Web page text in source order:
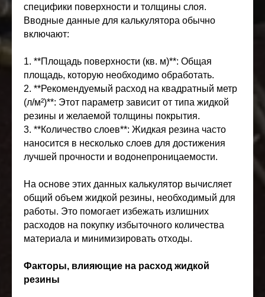
специфики поверхности и толщины слоя.
Вводные данные для калькулятора обычно
включают:
1. **Площадь поверхности (кв. м)**: Общая
площадь, которую необходимо обработать.
2. **Рекомендуемый расход на квадратный метр
(л/м²)**: Этот параметр зависит от типа жидкой
резины и желаемой толщины покрытия.
3. **Количество слоев**: Жидкая резина часто
наносится в несколько слоев для достижения
лучшей прочности и водонепроницаемости.
На основе этих данных калькулятор вычисляет
общий объем жидкой резины, необходимый для
работы. Это помогает избежать излишних
расходов на покупку избыточного количества
материала и минимизировать отходы.
Факторы, влияющие на расход жидкой
резины